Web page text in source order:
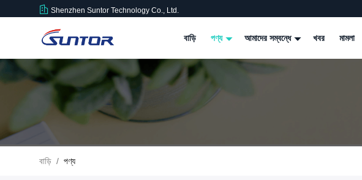
Shenzhen Suntor Technology Co., Ltd.
বাড়ি পণ্য আমাদের সম্বন্ধে খবর মামলা
বাড়ি / পণ্য